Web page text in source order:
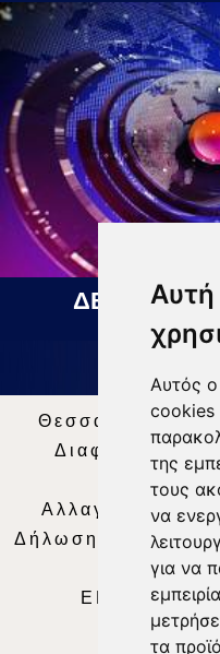
Αυτή
Αυτός ο
cookies
της
τους
να
για να
τα
ΔΕΛΤΙΟ
Θεσσαλία
Διαφήμιση |
Αλλαγή
Δήλωση
2018/
ΕΝΗΜΕΡΩΣΗ